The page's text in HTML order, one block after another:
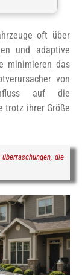
oft über
und adaptive
minimieren das
von
auf die
trotz ihrer Größe
die